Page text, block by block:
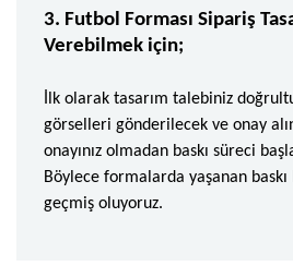
3. Futbol Forması Sipariş
Verebilmek için;
İlk olarak tasarım talebiniz
görselleri gönderilecek ve onay
onayınız olmadan baskı süreci
Böylece formalarda yaşanan baskı
geçmiş oluyoruz.